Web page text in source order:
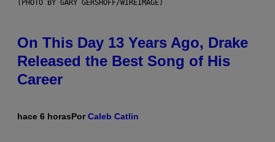
(PHOTO BY GARY GERSHOFF/WIREIMAGE)
On This Day 13 Years Ago, Drake
Released the Best Song of His
Career
hace 6 horasPorCaleb Catlin